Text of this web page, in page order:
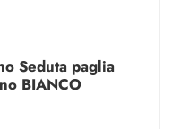
Seduta paglia
BIANCO